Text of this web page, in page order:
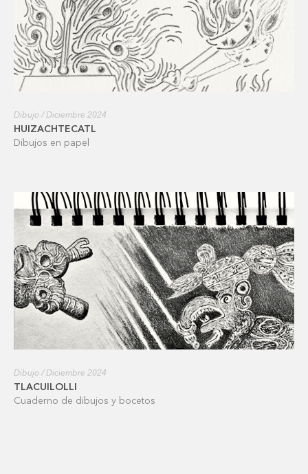
Dibujo / Diciembre 2024
HUIZACHTECATL
Dibujos en papel
Dibujo / Diciembre 2024
TLACUILOLLI
Cuaderno de dibujos y bocetos